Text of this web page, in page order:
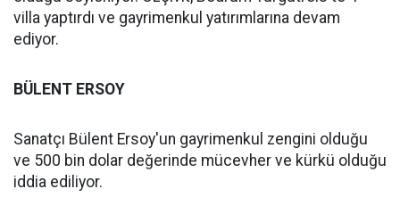
villa yaptırdı ve gayrimenkul yatırımlarına devam
ediyor.
BÜLENT ERSOY
Sanatçı Bülent Ersoy'un gayrimenkul zengini olduğu
ve 500 bin dolar değerinde mücevher ve kürkü olduğu
iddia ediliyor.